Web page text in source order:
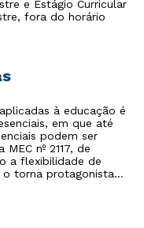
e Estágio Curricular
fora do horário
à educação é
em que até
podem ser
nº 2117, de
a flexibilidade de
torna protagonista
e
para o
Sul.